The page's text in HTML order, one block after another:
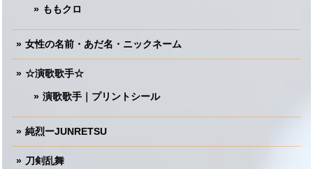
ももクロ
女性の名前・あだ名・ニックネーム
☆演歌歌手☆
演歌歌手｜プリントシール
純烈ーJUNRETSU
刀剣乱舞